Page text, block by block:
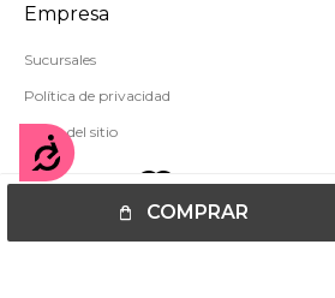
Accesibilidad
COMPRAR
Empresa
Sucursales
Política de privacidad
Mapa del sitio